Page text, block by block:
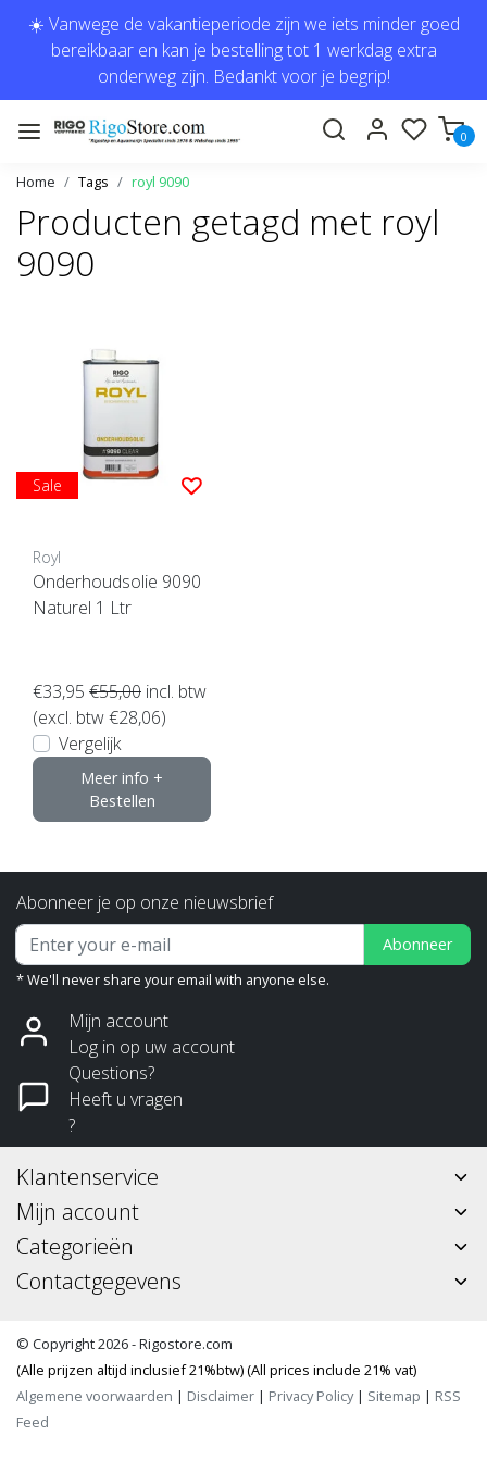
☀️ Vanwege de vakantieperiode zijn we iets minder goed
bereikbaar en kan je bestelling tot 1 werkdag extra
onderweg zijn. Bedankt voor je begrip!
0
Home Tags royl 9090
Producten getagd met royl
9090
Sale
Royl
Onderhoudsolie 9090
Naturel 1 Ltr
€33,95 €55,00 incl. btw
(excl. btw €28,06)
Vergelijk
Meer info +
Bestellen
Abonneer je op onze nieuwsbrief
Abonneer
* We'll never share your email with anyone else.
Mijn account
Log in op uw account
Questions?
Heeft u vragen
?
Klantenservice
Mijn account
Categorieën
Contactgegevens
© Copyright 2026 - Rigostore.com
(Alle prijzen altijd inclusief 21%btw) (All prices include 21% vat)
Algemene voorwaarden | Disclaimer | Privacy Policy| Sitemap | RSS
Feed